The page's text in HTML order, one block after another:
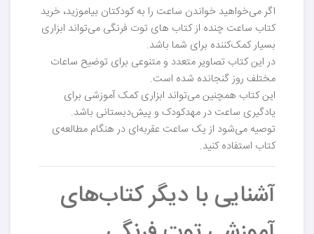
اگر می‌خواهید خواندن ساعت را به کودکتان بیاموزید، خرید
کتاب ساعت چنده از کتاب های توت فرنگی می‌تواند ابزاری
بسیار کمک‌کننده برای شما باشد.
در این کتاب تصاویر متعدد و متنوعی برای توضیح ساعات
مختلف روز گنجانده شده است.
این کتاب همچنین می‌تواند ابزاری کمک آموزشی برای
یادگیری ساعت در مهدکودک و پیش‌دبستانی باشد.
توصیه می‌شود از یک ساعت عقربه‌ای در هنگام مطالعه‌ی
کتاب استفاده کنید.
آشنایی با دیگر کتاب‌های